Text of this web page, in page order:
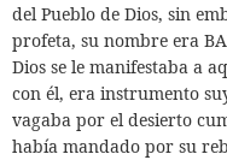
del Pueblo de Dios, sin
profeta, su nombre era
Dios se le manifestaba a
con él, era instrumento
vagaba por el desierto
había mandado por su